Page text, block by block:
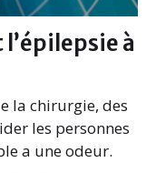
à
la chirurgie, des
les personnes
a une odeur.